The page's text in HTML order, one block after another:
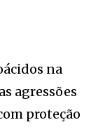
na
agressões
proteção